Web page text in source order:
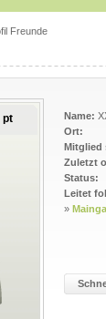
Freunde
pt Name:
Ort:
Mitglied
Zuletzt
Status:
Leitet
»